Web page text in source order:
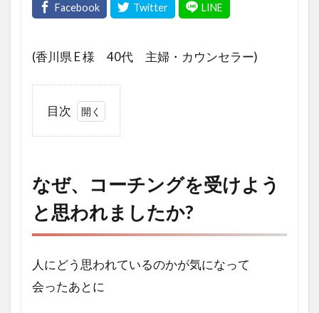
(香川県 E 様 40代 主婦・カウンセラー)
目次
コー
チン
グを
受け
よう
われ
まし
なぜ、コーチングを受けよう
と思われましたか?
人にどう思われているのかが気になって
会ったあとに